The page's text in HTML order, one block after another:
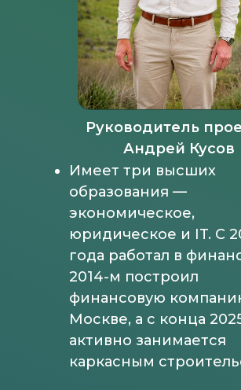
Имеет три высших
образования —
экономическое,
юридическое и IT. С
года работал в
2014-м построил
финансовую
Москве, а с конца
активно занимается
каркасным
Руководитель
Андрей Кусов